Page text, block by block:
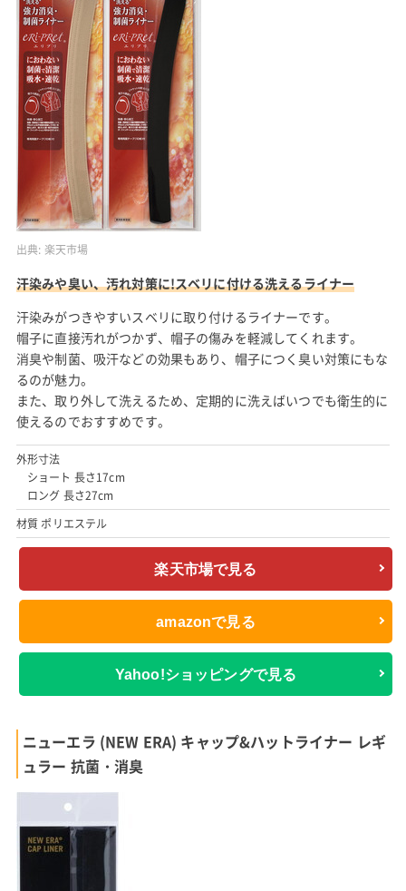
出典: 楽天市場
汗染みや臭い、汚れ対策に!スベリに付ける洗えるライナー
汗染みがつきやすいスベリに取り付けるライナーです。
帽子に直接汚れがつかず、帽子の傷みを軽減してくれます。
消臭や制菌、吸汗などの効果もあり、帽子につく臭い対策にもな
るのが魅力。
また、取り外して洗えるため、定期的に洗えばいつでも衛生的に
使えるのでおすすめです。
外形寸法
ショート 長さ17cm
ロング 長さ27cm
材質 ポリエステル
楽天市場で見る
amazonで見る
Yahoo!ショッピングで見る
ニューエラ (NEW ERA) キャップ&ハットライナー レギ
ュラー 抗菌・消臭